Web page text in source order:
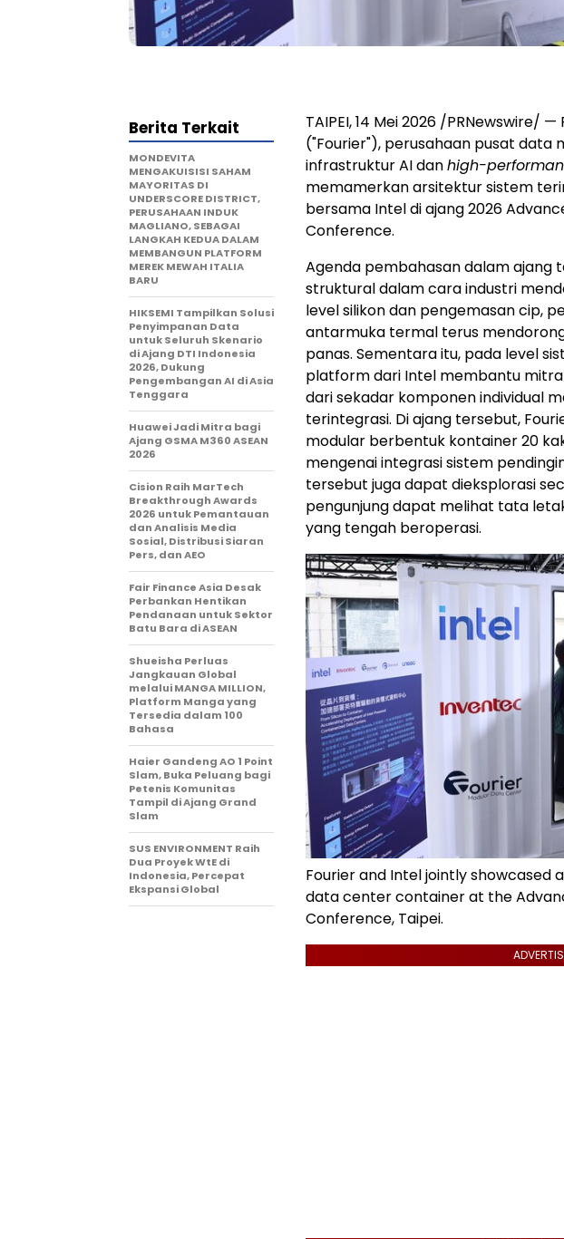
TAIPEI, 14 Mei 2026 /PRNewswire/
("Fourier"), perusahaan pusat data
infrastruktur AI danhigh-
memamerkan arsitektur sistem
bersama Intel di ajang 2026
Conference.
Agenda pembahasan dalam
struktural dalam cara industri
level silikon dan pengemasan cip,
antarmuka termal terus
panas. Sementara itu, pada level
platform dari Intel membantu
dari sekadar komponen individual
terintegrasi. Di ajang tersebut,
modular berbentuk kontainer 20
mengenai integrasi sistem
tersebut juga dapat dieksplorasi
pengunjung dapat melihat tata
yang tengah beroperasi.
Fourier and Intel jointly
data center container at the
Conference, Taipei.
Berita Terkait
MONDEVITA
MENGAKUISISI SAHAM
MAYORITAS DI
UNDERSCORE DISTRICT,
PERUSAHAAN INDUK
MAGLIANO, SEBAGAI
LANGKAH KEDUA DALAM
MEMBANGUN PLATFORM
MEREK MEWAH ITALIA
BARU
HIKSEMI Tampilkan Solusi
Penyimpanan Data
untuk Seluruh Skenario
di Ajang DTI Indonesia
2026, Dukung
Pengembangan AI di Asia
Tenggara
Huawei Jadi Mitra bagi
Ajang GSMA M360 ASEAN
2026
Cision Raih MarTech
Breakthrough Awards
2026 untuk Pemantauan
dan Analisis Media
Sosial, Distribusi Siaran
Pers, dan AEO
Fair Finance Asia Desak
Perbankan Hentikan
Pendanaan untuk Sektor
Batu Bara di ASEAN
Shueisha Perluas
Jangkauan Global
melalui MANGA MILLION,
Platform Manga yang
Tersedia dalam 100
Bahasa
Haier Gandeng AO 1 Point
Slam, Buka Peluang bagi
Petenis Komunitas
Tampil di Ajang Grand
Slam
SUS ENVIRONMENT Raih
Dua Proyek WtE di
Indonesia, Percepat
Ekspansi Global